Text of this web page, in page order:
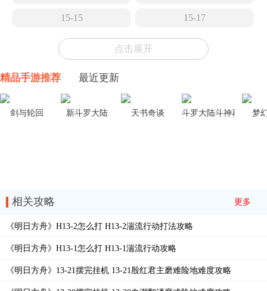
15-15 15-17
15-14 15-13
15-8 15-7
EA-EX-7花环
EA-EX-5五月树 EA-EX-4突袭
EA-EX-4普通 EA-EX-3暖春游行
EA-EX-2以篝火占卜 EA-EX-1帷幕另一侧
点击展开
精品手游推荐 最近更新
剑与轮回 新斗罗大陆 天书奇谈 斗罗大陆斗神再临 梦
相关攻略 更多
《明日方舟》H13-2怎么打 H13-2湍流行动打法攻略
《明日方舟》H13-1怎么打 H13-1湍流行动攻略
《明日方舟》13-21摆完挂机 13-21殷红君主磨难险地难度攻略